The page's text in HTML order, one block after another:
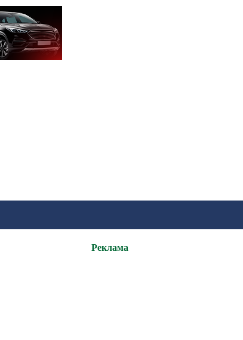
Реклама